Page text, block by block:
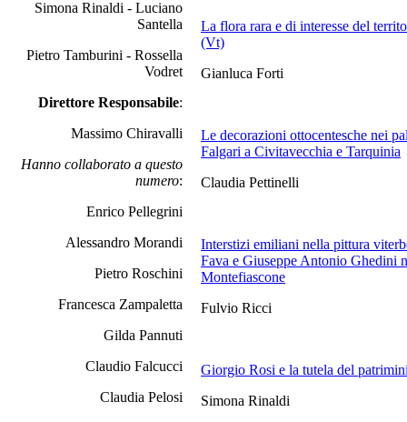
Simona Rinaldi - Luciano
Santella
Pietro Tamburini - Rossella
Vodret
Direttore Responsabile:
Massimo Chiravalli
Hanno collaborato a questo
numero:
Enrico Pellegrini
Alessandro Morandi
Pietro Roschini
Francesca Zampaletta
Gilda Pannuti
Claudio Falcucci
Claudia Pelosi
La flora rara e di interesse del
(Vt)
Gianluca Forti
Le decorazioni ottocentesche nei
Falgari a Civitavecchia e Tarquinia
Claudia Pettinelli
Interstizi emiliani nella pittura
Fava e Giuseppe Antonio Ghedini
Montefiascone
Fulvio Ricci
Giorgio Rosi e la tutela del
Simona Rinaldi